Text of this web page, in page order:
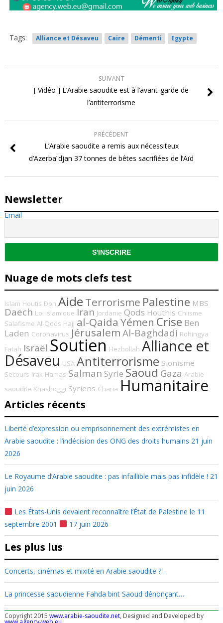
Tags: Alliance et Désaveu Caire Démenti Egypte
SUIVANT
[ Vidéo ] L’Arabie saoudite est à l’avant-garde de
l’antiterrorisme
PRÉCÉDENT
L’Arabie saoudite a remis aux nécessiteux
d’Azerbaïdjan 37 tonnes de bêtes sacrifiées de l’Aïd
Newsletter
Email
Nuage de mots clefs test
Islam Houtis Don Aide Terrorisme Palestine MBS
Daech Loi islamique Iran Jordanie Qods Houthis Chiisme
Salafisme Al-Qods Hajj al-Qaida Yémen Crise Ben
Laden Coronavirus JérusalemAl-Baghdadi Rohingya
Fatah Israël Soutien Hezbollah Alliance et
Désaveu USA Antiterrorisme Sionisme
Secours Irak Hamas Salman Syrie Saoud Gaza Arabie
saoudite Khashoggi Syriens Charia Humanitaire
Articles récents
Liberté d’expression ou emprisonnement des extrémistes en
Arabie saoudite : l’indécision des ONG des droits humains 21 juin
2026
Le Royaume d’Arabie saoudite : pas infaillible mais pas infidèle ! 21
juin 2026
Les États-Unis devaient reconnaître l’État de Palestine le 11
septembre 2001
17 juin 2026
Les plus lus
Concerts, cinémas et mixité en Arabie saoudite ?…
La princesse saoudienne Fahda bint Saoud dénonçant…
Copyright 2015 www.arabie-saoudite.net, Designed and Developed by